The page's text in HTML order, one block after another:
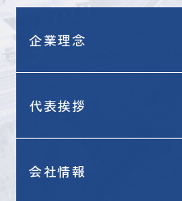
企業理念
代表挨拶
会社情報